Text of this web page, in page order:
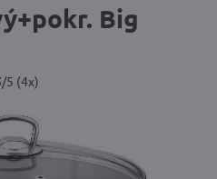
Big
/5 (4x)